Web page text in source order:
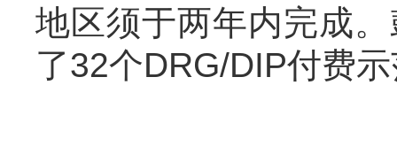
地区须于两年内完成
了32个DRG/DIP付费